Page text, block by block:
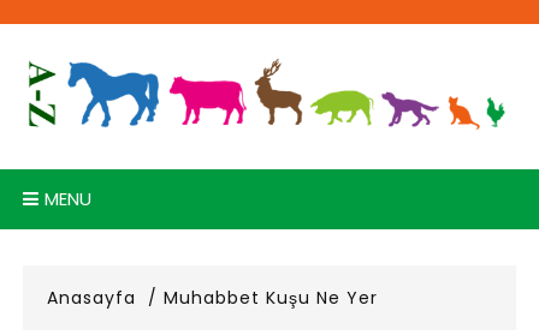
content
MENU
Anasayfa Muhabbet Kuşu Ne Yer